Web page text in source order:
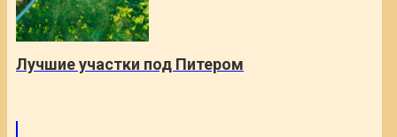
Лучшие участки под Питером